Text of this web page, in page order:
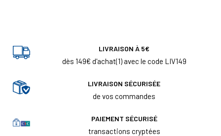
LIVRAISON À 5€
dès 149€ d'achat(1) avec le code LIV149
LIVRAISON SÉCURISÉE
de vos commandes
PAIEMENT SÉCURISÉ
transactions cryptées